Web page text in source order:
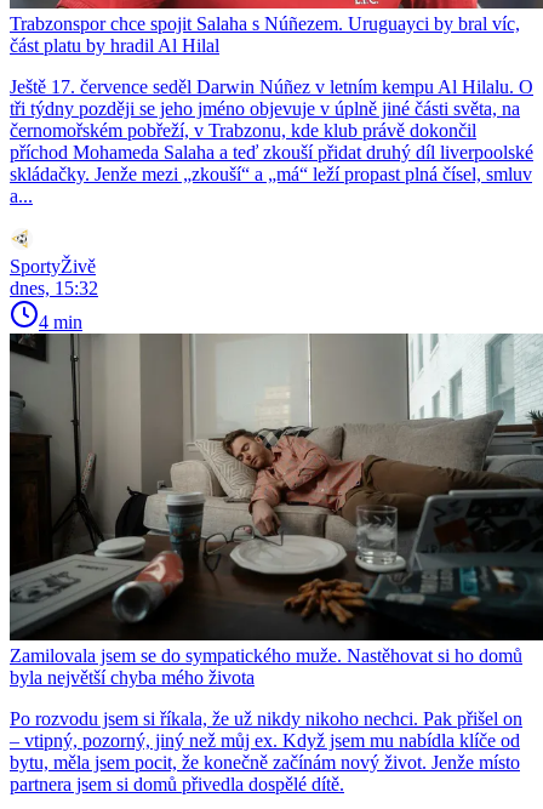
Trabzonspor chce spojit Salaha s Núñezem. Uruguayci by bral víc,
část platu by hradil Al Hilal
Ještě 17. července seděl Darwin Núñez v letním kempu Al Hilalu. O
tři týdny později se jeho jméno objevuje v úplně jiné části světa, na
černomořském pobřeží, v Trabzonu, kde klub právě dokončil
příchod Mohameda Salaha a teď zkouší přidat druhý díl liverpoolské
skládačky. Jenže mezi „zkouší“ a „má“ leží propast plná čísel, smluv
a...
SportyŽivě
dnes, 15:32
4 min
Zamilovala jsem se do sympatického muže. Nastěhovat si ho domů
byla největší chyba mého života
Po rozvodu jsem si říkala, že už nikdy nikoho nechci. Pak přišel on
– vtipný, pozorný, jiný než můj ex. Když jsem mu nabídla klíče od
bytu, měla jsem pocit, že konečně začínám nový život. Jenže místo
partnera jsem si domů přivedla dospělé dítě.